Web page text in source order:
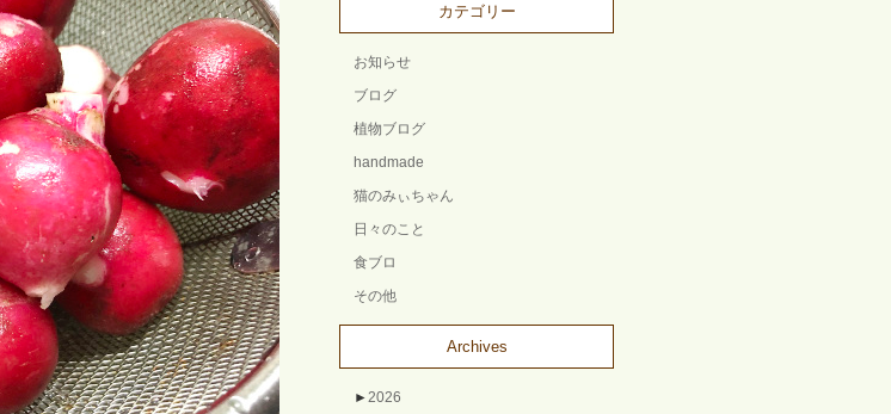
カテゴリー
お知らせ
ブログ
植物ブログ
handmade
猫のみぃちゃん
日々のこと
食ブロ
その他
Archives
►2026